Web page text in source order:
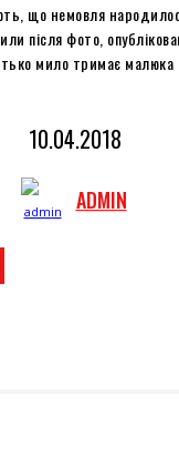
що немовля
після фото,
мило тримає малюка
10.04.2018
ADMIN